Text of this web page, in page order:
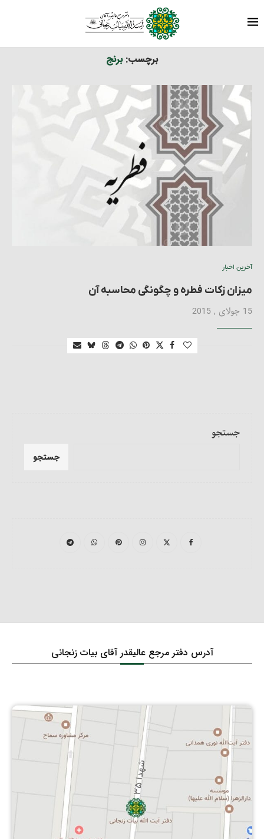
نوشته های برچسب شده با "برنج"
برچسب:برنج
آخرین اخبار
میزان زکات فطره و چگونگی محاسبه آن
15 جولای , 2015
جستجو
جستجو
آدرس دفتر مرجع عالیقدر آقای بیات زنجانی